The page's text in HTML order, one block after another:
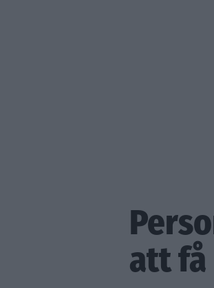
att få